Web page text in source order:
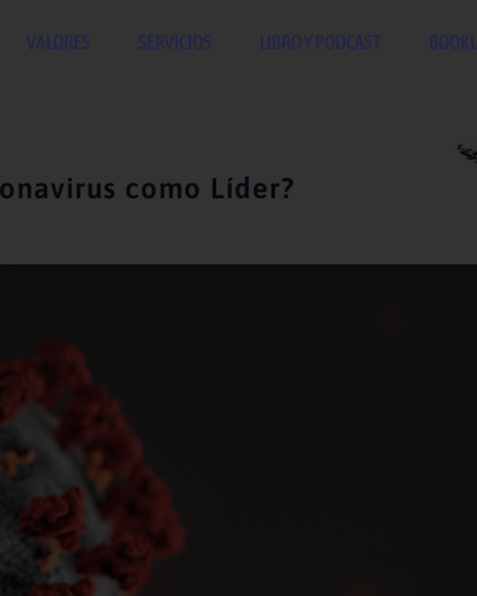
VALORES SERVICIOS LIBRO Y PODCAST
como Líder?